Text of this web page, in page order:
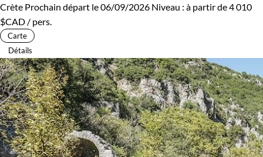
Crète Prochain départ le 06/09/2026 Niveau : à partir de4 010
$CAD / pers.
Carte
Détails